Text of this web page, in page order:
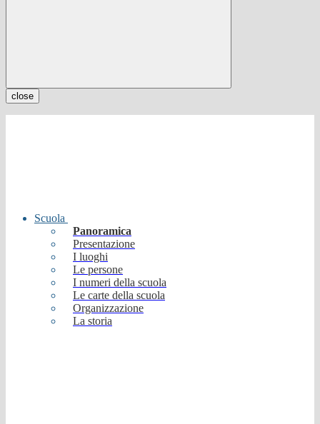
close
Scuola
Panoramica
Presentazione
I luoghi
Le persone
I numeri della scuola
Le carte della scuola
Organizzazione
La storia